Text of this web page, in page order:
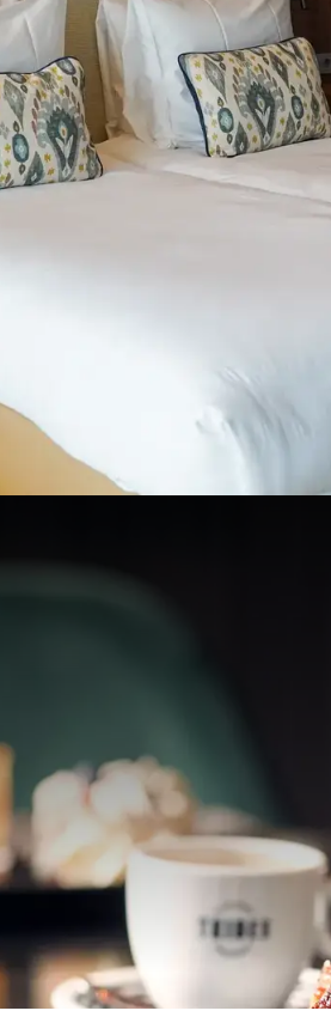
Theaterhotel Almelo
kom tot rust in de zon, proef de sfeer
deze weekendactie.
ligbad